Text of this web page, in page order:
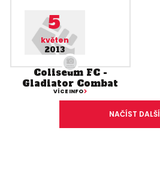
5
květen
2013
Coliseum FC -
Gladiator Combat
VÍCE INFO
NAČÍST DALŠÍ